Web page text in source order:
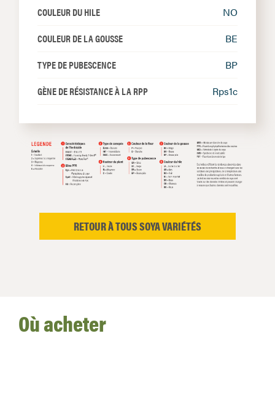
COULEUR DU HILE
NO
COULEUR DE LA GOUSSE
BE
TYPE DE PUBESCENCE
BP
GÈNE DE RÉSISTANCE À LA RPP
Rps1c
RETOUR À TOUS SOYA VARIÉTÉS
Où acheter